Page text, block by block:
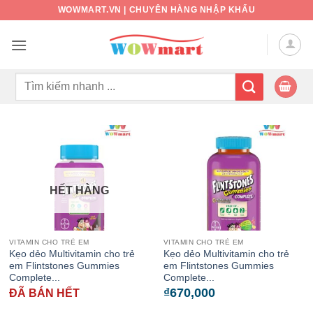
nội
WOWMART.VN | CHUYÊN HÀNG NHẬP KHẨU
Tìm
HẾT HÀNG
VITAMIN CHO TRẺ EM
Kẹo dẻo Multivitamin cho trẻ
em Flintstones Gummies
Complete...
ĐÃ BÁN HẾT
VITAMIN CHO TRẺ EM
Kẹo dẻo Multivitamin cho trẻ
em Flintstones Gummies
Complete...
₫670,000